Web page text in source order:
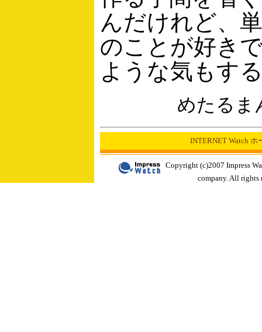
んだけれど、
のことが好き
ような気もす
めたるま
INTERNET Watch ホ
Copyright (c)2007 Impress
company. All rights